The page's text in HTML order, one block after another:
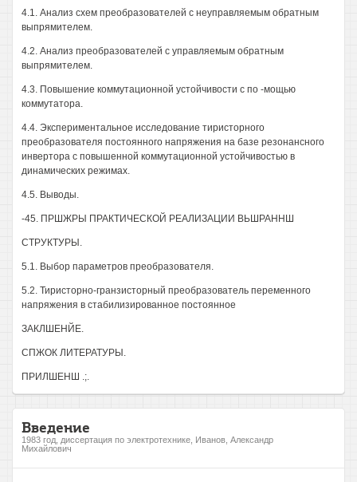
4.1. Анализ схем преобразователей с неуправляемым обратным
выпрямителем.
4.2. Анализ преобразователей с управляемым обратным
выпрямителем.
4.3. Повышение коммутационной устойчивости с по -мощью
коммутатора.
4.4. Экспериментальное исследование тиристорного
преобразователя постоянного напряжения на базе резонансного
инвертора с повышенной коммутационной устойчивостью в
динамических режимах.
4.5. Выводы.
-45. ПРШЖРЫ ПРАКТИЧЕСКОЙ РЕАЛИЗАЦИИ ВЬШРАННШ
СТРУКТУРЫ.
5.1. Выбор параметров преобразователя.
5.2. Тиристорно-гранзисторный преобразователь переменного
напряжения в стабилизированное постоянное
ЗАКЛШЕНЙЕ.
СПЖОК ЛИТЕРАТУРЫ.
ПРИЛШЕНШ .;.
Введение
1983 год, диссертация по электротехнике, Иванов, Александр
Михайлович